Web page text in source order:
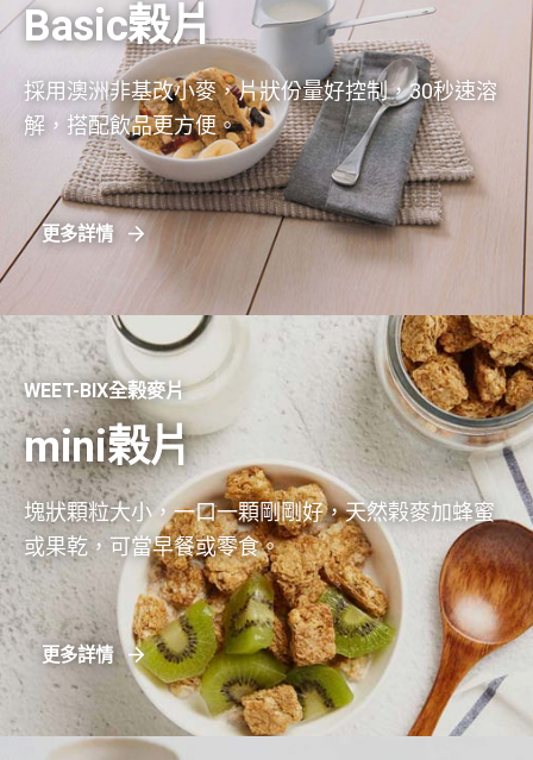
脂肪 1.1公克 2.2公克
飽和脂肪 0.1公克 0.2公克
反式脂肪 0公克 0公克
碳水化合物 36.2公克 72.3公克
糖 7.3公克 14.5公克
4.2公克
鈉 355毫克
維生素B1 0.55毫克 1.1毫克
維生素B2 0.43毫克 0.86毫克
菸鹼素 2.5毫克NE 5毫克NE
葉酸 95微克 190微克
鐵 3毫克 6毫克
鉀 145毫克 290毫克
Basic榖片
採用澳洲非基改小麥，片狀份量好控制，30秒速溶
解，搭配飲品更方便。
更多詳情
WEET-BIX全榖麥片
mini榖片
塊狀顆粒大小，一口一顆剛剛好，天然榖麥加蜂蜜
或果乾，可當早餐或零食。
更多詳情